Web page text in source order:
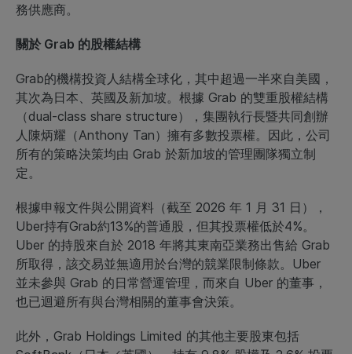
務供應商。
關於 Grab 的股權結構
Grab的機構投資人結構全球化，其中超過一半來自美國，
其次為日本、英國及新加坡。根據 Grab 的雙重股權結構
（dual-class share structure），集團執行長暨共同創辦
人陳炳耀（Anthony Tan）擁有多數投票權。因此，公司
所有的策略決策均由 Grab 於新加坡的管理團隊獨立制
定。
根據申報文件與公開資料（截至 2026 年 1 月 31 日），
Uber持有Grab約13%的普通股，但其投票權低於4%。
Uber 的持股來自於 2018 年將其東南亞業務出售給 Grab
所取得，該交易並無適用於台灣的競業限制條款。Uber
並未參與 Grab 的日常營運管理，而來自 Uber 的董事，
也已迴避所有與台灣相關的董事會決策。
此外，Grab Holdings Limited 的其他主要股東包括